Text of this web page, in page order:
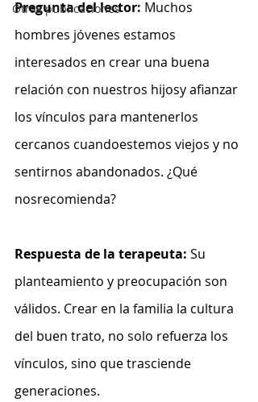
Otras publicaciones
Pregunta del lector: Muchos
hombres jóvenes estamos
interesados en crear una buena
relación con nuestros hijosy afianzar
los vínculos para mantenerlos
cercanos cuandoestemos viejos y no
sentirnos abandonados. ¿Qué
nosrecomienda?
Respuesta de la terapeuta: Su
planteamiento y preocupación son
válidos. Crear en la familia la cultura
del buen trato, no solo refuerza los
vínculos, sino que trasciende
generaciones.